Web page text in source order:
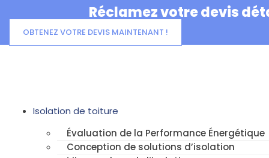
au
contenu
Réclamez votre devis
OBTENEZ VOTRE DEVIS MAINTENANT !
Isolation de toiture
Évaluation de la Performance Énergétique
Conception de solutions d’isolation